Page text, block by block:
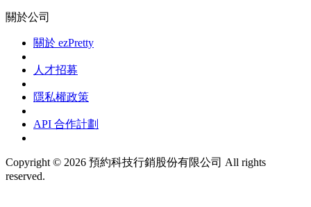
關於公司
關於 ezPretty
人才招募
隱私權政策
API 合作計劃
Copyright © 2026 預約科技行銷股份有限公司 All rights
reserved.